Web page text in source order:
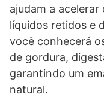
ajudam a
líquidos retidos e
você conhecerá
de gordura,
garantindo um
natural.